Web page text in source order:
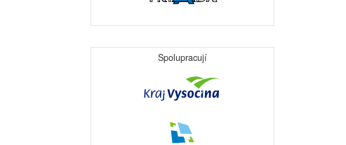
Spolupracují